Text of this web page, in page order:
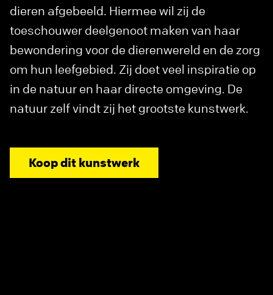
dieren afgebeeld. Hiermee wil zij de
toeschouwer deelgenoot maken van haar
bewondering voor de dierenwereld en de zorg
om hun leefgebied. Zij doet veel inspiratie op
in de natuur en haar directe omgeving. De
natuur zelf vindt zij het grootste kunstwerk.
Koop dit kunstwerk